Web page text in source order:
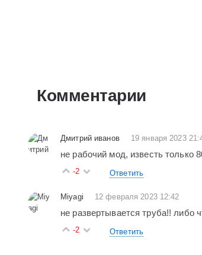
Комментарии
Дмитрий иванов 19 января 2023
не рабочий мод, известь только
-2 Ответить
Miyagi 12 февраля 2023 12:42
не развертывается труба!! либо
-2 Ответить